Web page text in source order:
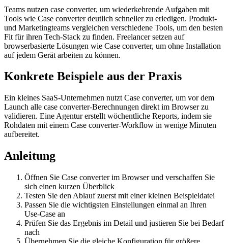
Teams nutzen case converter, um wiederkehrende Aufgaben mit
Tools wie Case converter deutlich schneller zu erledigen. Produkt-
und Marketingteams vergleichen verschiedene Tools, um den besten
Fit für ihren Tech-Stack zu finden. Freelancer setzen auf
browserbasierte Lösungen wie Case converter, um ohne Installation
auf jedem Gerät arbeiten zu können.
Konkrete Beispiele aus der Praxis
Ein kleines SaaS-Unternehmen nutzt Case converter, um vor dem
Launch alle case converter-Berechnungen direkt im Browser zu
validieren. Eine Agentur erstellt wöchentliche Reports, indem sie
Rohdaten mit einem Case converter-Workflow in wenige Minuten
aufbereitet.
Anleitung
Öffnen Sie Case converter im Browser und verschaffen Sie
sich einen kurzen Überblick
Testen Sie den Ablauf zuerst mit einer kleinen Beispieldatei
Passen Sie die wichtigsten Einstellungen einmal an Ihren
Use‑Case an
Prüfen Sie das Ergebnis im Detail und justieren Sie bei Bedarf
nach